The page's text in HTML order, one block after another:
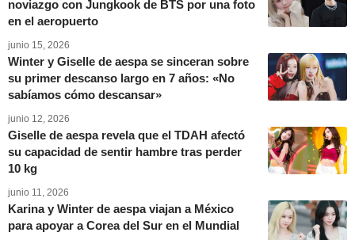
noviazgo con Jungkook de BTS por una foto
en el aeropuerto
junio 15, 2026
Winter y Giselle de aespa se sinceran sobre
su primer descanso largo en 7 años: «No
sabíamos cómo descansar»
junio 12, 2026
Giselle de aespa revela que el TDAH afectó
su capacidad de sentir hambre tras perder
10 kg
junio 11, 2026
Karina y Winter de aespa viajan a México
para apoyar a Corea del Sur en el Mundial